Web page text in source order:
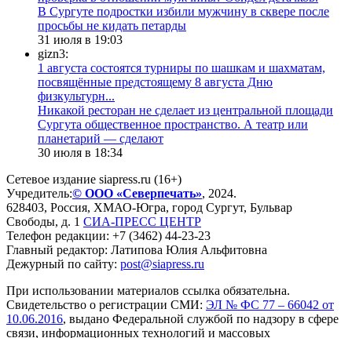
В Сургуте подростки избили мужчину в сквере после
просьбы не кидать петарды
31 июля в 19:03
gizn3:
1 августа состоятся турниры по шашкам и шахматам,
посвящённые предстоящему 8 августа Дню
физкультурн...
​Никакой ресторан не сделает из центральной площади
Сургута общественное пространство. А театр или
планетарий — сделают
30 июля в 18:34
Сетевое издание siapress.ru (16+)
Учредитель:© ООО «Северпечать», 2024.
628403, Россия, ХМАО-Югра, город Сургут, Бульвар
Свободы, д. 1 СИА-ПРЕСС ЦЕНТР
Телефон редакции: +7 (3462) 44-23-23
Главный редактор: Латипова Юлия Альфитовна
Дежурный по сайту: post@siapress.ru
При использовании материалов ссылка обязательна.
Свидетельство о регистрации СМИ: ЭЛ № ФС 77 – 66042 от
10.06.2016, выдано Федеральной службой по надзору в сфере
связи, информационных технологий и массовых